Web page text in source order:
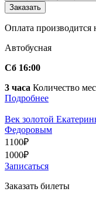
Оплата производится
Автобусная
Сб 16:00
3 часа Количество
Подробнее
Век золотой
Федоровым
1100₽
1000₽
Записаться
Заказать билеты